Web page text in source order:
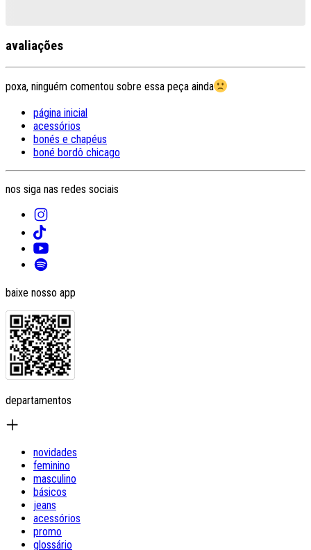
avaliações
poxa, ninguém comentou sobre essa peça ainda
página inicial
acessórios
bonés e chapéus
boné bordô chicago
nos siga nas redes sociais
baixe nosso app
departamentos
novidades
feminino
masculino
básicos
jeans
acessórios
promo
glossário